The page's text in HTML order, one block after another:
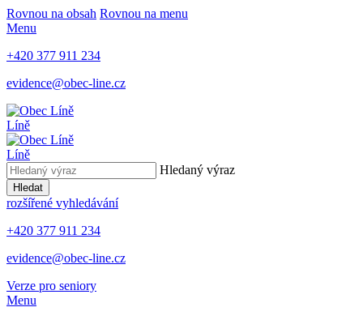
Rovnou na obsah Rovnou na menu
Menu
+420 377 911 234
evidence@obec-line.cz
Líně
Líně
Hledaný výraz
Hledat
rozšířené vyhledávání
+420 377 911 234
evidence@obec-line.cz
Verze pro seniory
Menu